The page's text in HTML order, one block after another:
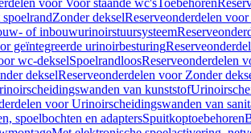
voor Voor staande wc'sToebehoren
Zonder dekselReserveonderdelen
of inbouwurinoirstuursysteem
geïntegreerde urinoirbesturing
wc-dekselSpoelrandloosReserveonderdelen
dekselReserveonderdelen voor Zonder
van kunststof
voor Urinoirscheidingswanden van
spoelbochten en adaptersSpuitkoptoebehoren